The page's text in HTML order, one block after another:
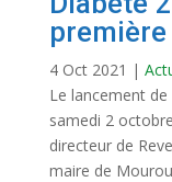
4 Oct 2021 |
Le lancement
samedi 2
directeur de
maire de